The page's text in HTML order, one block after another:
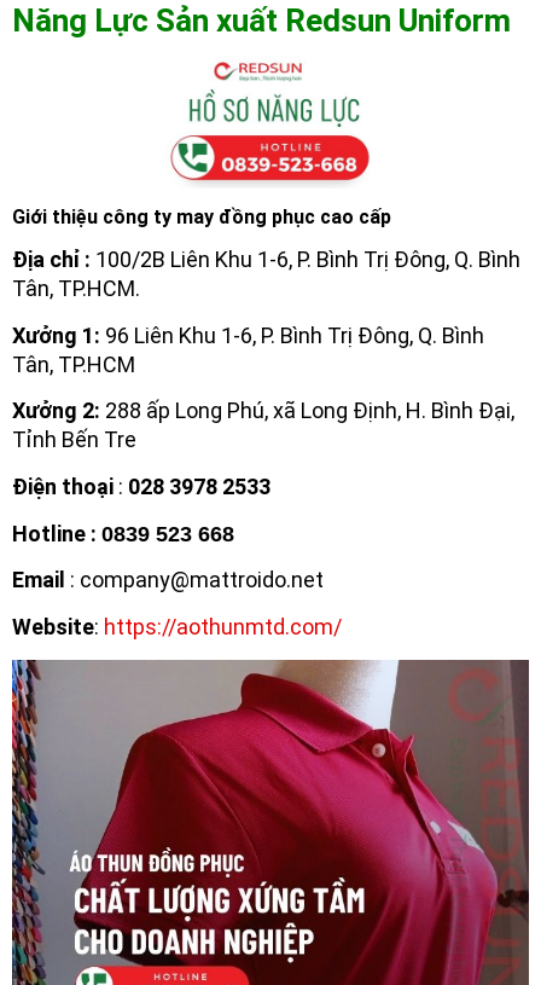
Năng Lực Sản xuất Redsun Uniform
Giới thiệu công ty may đồng phục cao cấp
Địa chỉ : 100/2B Liên Khu 1-6, P. Bình Trị Đông, Q. Bình
Tân, TP.HCM.
Xưởng 1: 96 Liên Khu 1-6, P. Bình Trị Đông, Q. Bình
Tân, TP.HCM
Xưởng 2: 288 ấp Long Phú, xã Long Định, H. Bình Đại,
Tỉnh Bến Tre
Điện thoại : 028 3978 2533
Hotline : 0839 523 668
Email : company@mattroido.net
Website: https://aothunmtd.com/